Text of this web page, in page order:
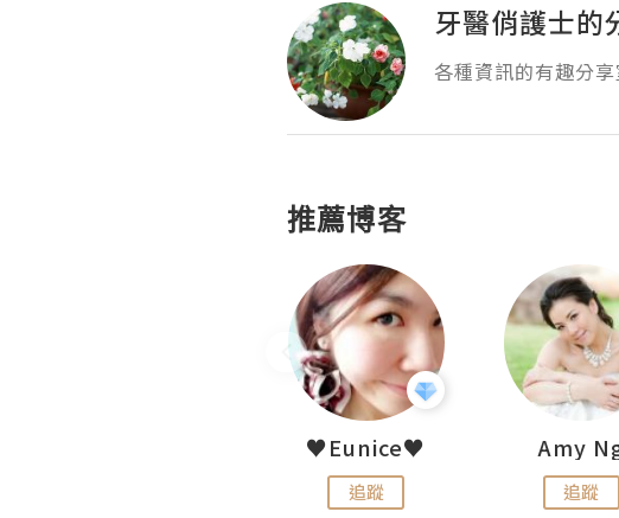
牙醫俏護士的
各種資訊的有趣分享
推薦博客
♥Eunice♥
追蹤
Amy
追蹤